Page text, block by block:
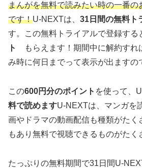
まんがを無料で読みたい時の一番
です！U-NEXTは、 31日間の無料ト
す。この無料トライアルで登録する
ト
もらえます！期間中に解約す
み時に何日までって表示が出ますの
この600円分のポイント を使って、
料で読めますU-NEXTは、マンガを
画やドラマの動画配信も種類がたく
もあり無料で視聴できるものがたく
たっぷりの無料期間で31日間U-